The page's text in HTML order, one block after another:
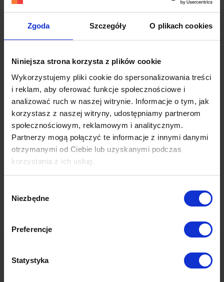
Zgoda Szczegóły O plikach cookies
Niniejsza strona korzysta z plików cookie
Wykorzystujemy pliki cookie do spersonalizowania treści
i reklam, aby oferować funkcje społecznościowe i
analizować ruch w naszej witrynie. Informacje o tym, jak
korzystasz z naszej witryny, udostępniamy partnerom
społecznościowym, reklamowym i analitycznym.
Partnerzy mogą połączyć te informacje z innymi danymi
otrzymanymi od Ciebie lub uzyskanymi podczas
korzystania z ich usług.
Polityki Prywatności Google
zgody
Niezbędne
Preferencje
Statystyka
tworzenie “zamkniętej”, wyróżnionej grupy i
Włączanie do strategii marketingowych działań w
niski koszt wysłania wiadomości,
szeroki zakres dostępnych form komunikatów,
możliwość bezpośredniego kontaktu z klientem,
personalizację i segmentację grup odbiorców,
duże możliwości analityczne i optymalizację działań pod
kątem kluczowych wskaźników efektywności.
Jeżeli chcesz wykorzystywać newsletter w swojej
strategii, koniecznie przeczytaj naszą publikację,
w której opowiadamy o sposobach naskuteczny